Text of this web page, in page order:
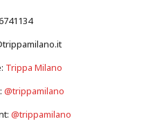
Trippa Milano
@trippamilano
@trippamilano